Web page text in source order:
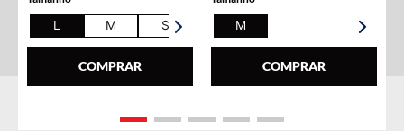
L M S
COMPRAR
M
COMPRAR
PRODUTOS QUE VOCÊ PODE